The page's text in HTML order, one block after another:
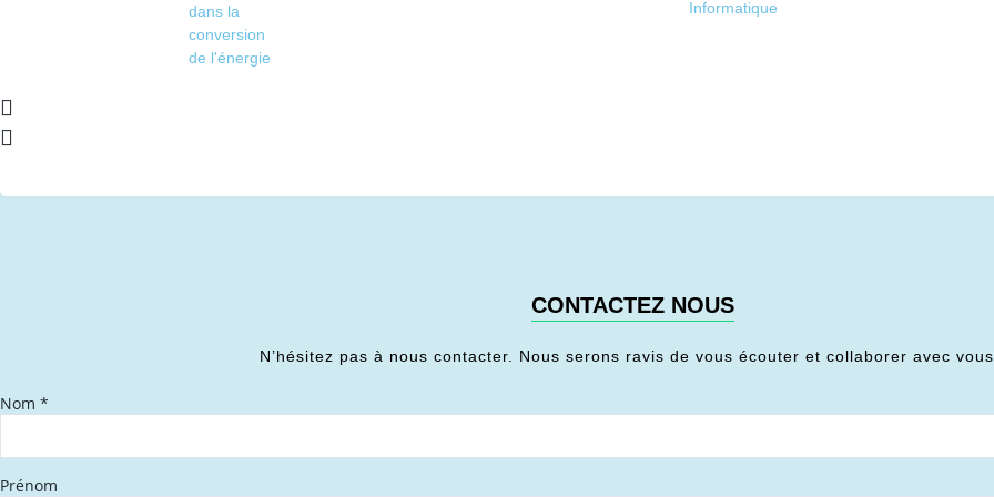
dans la
conversion
de l'énergie
Informatique
CONTACTEZ NOUS
N’hésitez pas à nous contacter. Nous serons ravis de vous écouter et collaborer avec
Nom *
Prénom